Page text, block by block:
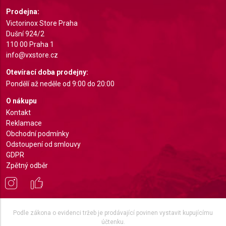
Prodejna:
Victorinox Store Praha
Dušní 924/2
110 00 Praha 1
info@vxstore.cz
Otevírací doba prodejny:
Pondělí až neděle od 9:00 do 20:00
O nákupu
Kontakt
Reklamace
Obchodní podmínky
Odstoupení od smlouvy
GDPR
Zpětný odběr
Podle zákona o evidenci tržeb je prodávající povinen vystavit kupujícímu
účtenku.
Understand audiences through statistics or
combinations of data from different sources
Develop and improve services
Use limited data to select content
IAB Special Features:
Identify devices based on information actively
requested
Non-IAB processing purposes:
Necessary
Performance
Advertising